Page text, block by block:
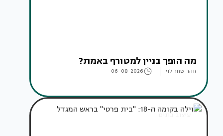
מה הופך בניין למטורף באמת?
זוהר שחר לוי 06-08-2026
עיצוב בתים